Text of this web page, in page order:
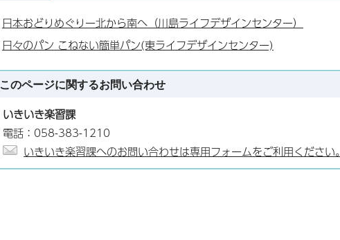
日本おどりめぐりー北から南へ（川島ライフデザインセンター）
日々のパン こねない簡単パン(東ライフデザインセンター)
このページに関するお問い合わせ
いきいき楽習課
電話：058-383-1210
いきいき楽習課へのお問い合わせは専用フォームをご利用ください。